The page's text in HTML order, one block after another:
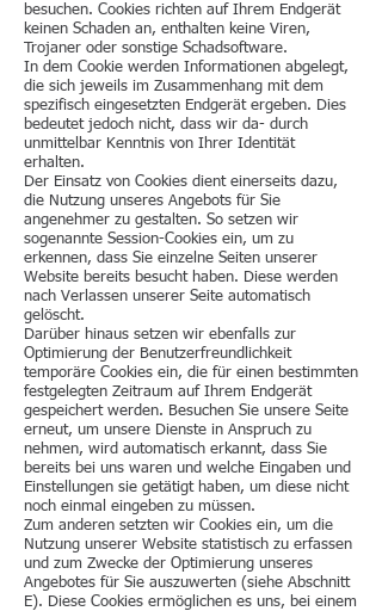
besuchen. Cookies richten auf Ihrem Endgerät
keinen Schaden an, enthalten keine Viren,
Trojaner oder sonstige Schadsoftware.
In dem Cookie werden Informationen abgelegt,
die sich jeweils im Zusammenhang mit dem
spezifisch eingesetzten Endgerät ergeben. Dies
bedeutet jedoch nicht, dass wir da- durch
unmittelbar Kenntnis von Ihrer Identität
erhalten.
Der Einsatz von Cookies dient einerseits dazu,
die Nutzung unseres Angebots für Sie
angenehmer zu gestalten. So setzen wir
sogenannte Session-Cookies ein, um zu
erkennen, dass Sie einzelne Seiten unserer
Website bereits besucht haben. Diese werden
nach Verlassen unserer Seite automatisch
gelöscht.
Darüber hinaus setzen wir ebenfalls zur
Optimierung der Benutzerfreundlichkeit
temporäre Cookies ein, die für einen bestimmten
festgelegten Zeitraum auf Ihrem Endgerät
gespeichert werden. Besuchen Sie unsere Seite
erneut, um unsere Dienste in Anspruch zu
nehmen, wird automatisch erkannt, dass Sie
bereits bei uns waren und welche Eingaben und
Einstellungen sie getätigt haben, um diese nicht
noch einmal eingeben zu müssen.
Zum anderen setzten wir Cookies ein, um die
Nutzung unserer Website statistisch zu erfassen
und zum Zwecke der Optimierung unseres
Angebotes für Sie auszuwerten (siehe Abschnitt
E). Diese Cookies ermöglichen es uns, bei einem